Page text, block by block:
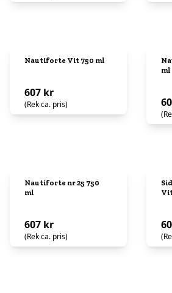
Nautiforte Vit 750 ml
607 kr
(Rek ca. pris)
ml
Nautiforte nr 25 750
ml
607 kr
(Rek ca. pris)